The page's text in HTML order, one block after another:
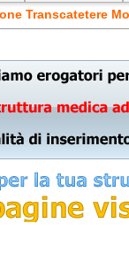
Transcatetere